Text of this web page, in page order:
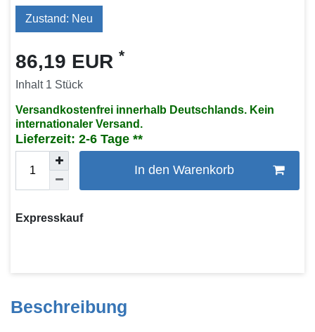
Zustand: Neu
86,19 EUR *
Inhalt 1 Stück
Versandkostenfrei innerhalb Deutschlands. Kein
internationaler Versand.
Lieferzeit: 2-6 Tage
In den Warenkorb
Expresskauf
Beschreibung